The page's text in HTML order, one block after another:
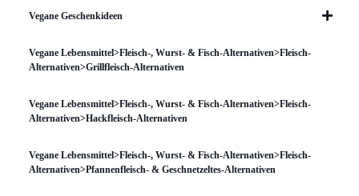
Vegane Geschenkideen
Vegane Lebensmittel>Fleisch-, Wurst- & Fisch-Alternativen>Fleisch-
Alternativen>Grillfleisch-Alternativen
Vegane Lebensmittel>Fleisch-, Wurst- & Fisch-Alternativen>Fleisch-
Alternativen>Hackfleisch-Alternativen
Vegane Lebensmittel>Fleisch-, Wurst- & Fisch-Alternativen>Fleisch-
Alternativen>Pfannenfleisch- & Geschnetzeltes-Alternativen